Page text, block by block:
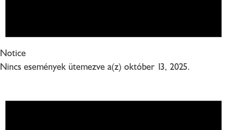
Notice
Nincs események ütemezve a(z) október 13, 2025.